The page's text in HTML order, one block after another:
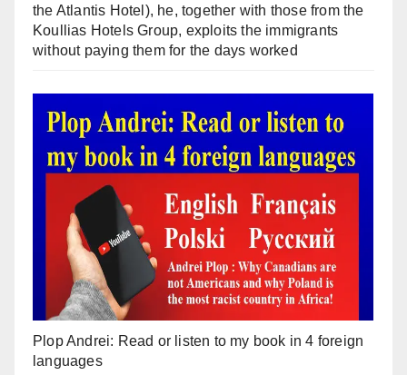
the Atlantis Hotel), he, together with those from the
Koullias Hotels Group, exploits the immigrants
without paying them for the days worked
Plop Andrei: Read or listen to my book in 4 foreign
languages